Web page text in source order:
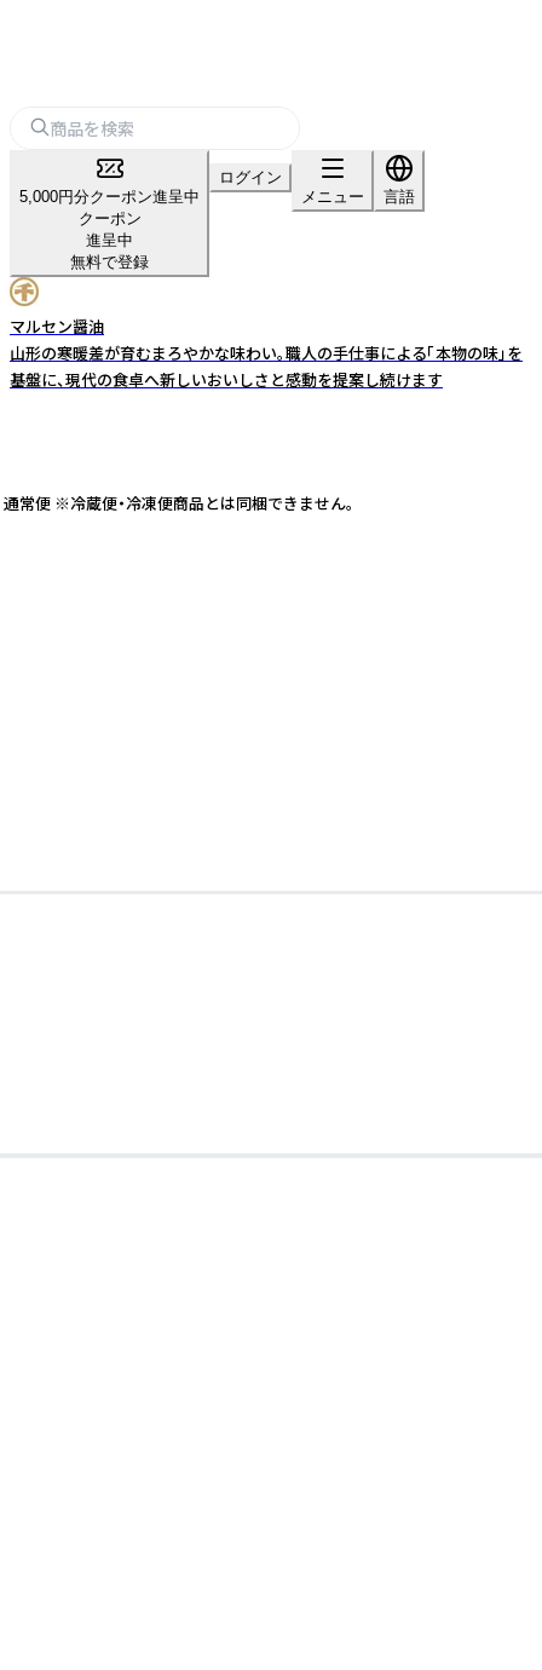
5,000円分クーポン進呈中
クーポン
進呈中
無料で登録
ログイン
メニュー
言語
マルセン醤油
山形の寒暖差が育むまろやかな味わい。職人の手仕事による「本物の味」を
基盤に、現代の食卓へ新しいおいしさと感動を提案し続けます
常便 ※冷蔵便・冷凍便商品とは同梱できません。